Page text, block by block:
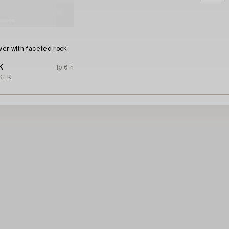
with faceted rock
1p 6 h